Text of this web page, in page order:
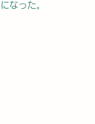
なった。